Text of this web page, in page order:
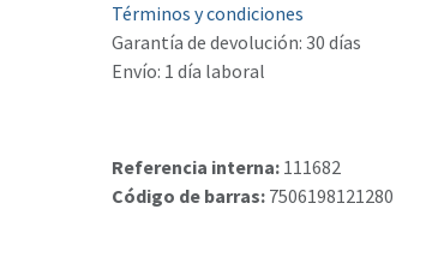
Términos y condiciones
Garantía de devolución: 30 días
Envío: 1 día laboral
Referencia interna: 111682
Código de barras: 7506198121280